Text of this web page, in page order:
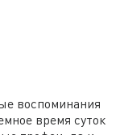
воспоминания
время суток